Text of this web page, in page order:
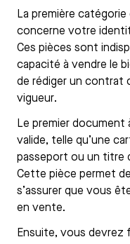
La première
concerne votre
Ces pièces sont
capacité à vendre le
de rédiger un contrat
vigueur.
Le premier document
valide, telle qu’une
passeport ou un titre
Cette pièce permet
s’assurer que vous
en vente.
Ensuite, vous devrez